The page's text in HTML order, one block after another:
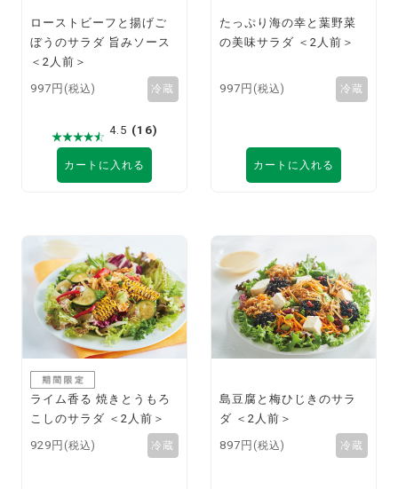
ローストビーフと揚げご
ぼうのサラダ 旨みソース
＜2人前＞
997円 (税込)
4.5 (16)
カートに入れる
たっぷり海の幸と葉野菜
の美味サラダ ＜2人前＞
997円 (税込)
カートに入れる
ライム香る 焼きとうもろ
こしのサラダ ＜2人前＞
929円 (税込)
島豆腐と梅ひじきのサラ
ダ ＜2人前＞
897円 (税込)